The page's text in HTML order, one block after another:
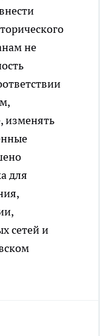
не
изменять
для
сетей и